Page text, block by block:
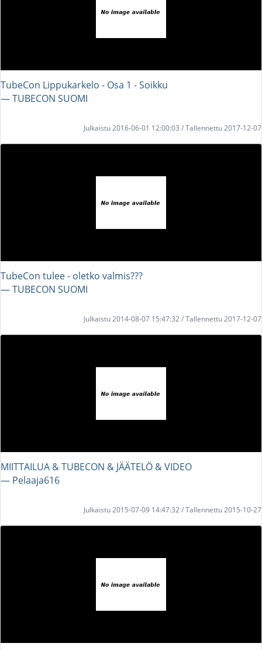
TubeCon Lippukarkelo - Osa 1 - Soikku
― TUBECON SUOMI
Julkaistu 2016-06-01 12:00:03 / Tallennettu 2017-12-07
TubeCon tulee - oletko valmis???
― TUBECON SUOMI
Julkaistu 2014-08-07 15:47:32 / Tallennettu 2017-12-07
MIITTAILUA & TUBECON & JÄÄTELÖ & VIDEO
― Pelaaja616
Julkaistu 2015-07-09 14:47:32 / Tallennettu 2015-10-27